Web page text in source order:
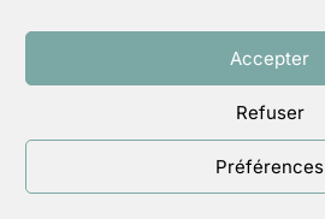
Accepter
Refuser
Préférences
Lutte contre les abus
Mentions légales
Politique de confidentialité
ACCK